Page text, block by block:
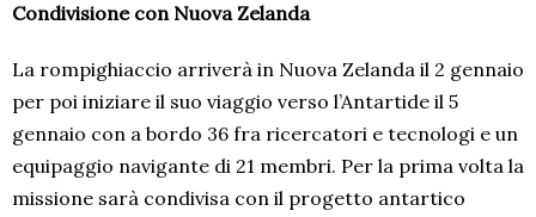
Condivisione con Nuova Zelanda
La rompighiaccio arriverà in Nuova Zelanda il 2 gennaio
per poi iniziare il suo viaggio verso l’Antartide il 5
gennaio con a bordo 36 fra ricercatori e tecnologi e un
equipaggio navigante di 21 membri. Per la prima volta la
missione sarà condivisa con il progetto antartico